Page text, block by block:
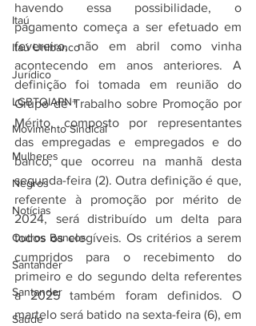
Itaú
Itaú Unibanco
Jurídico
LGBTQIAPN+
Movimento Sindical
Mulheres
Negros
Notícias
Outros Bancos
Santander
Santander
Saúde
havendo essa possibilidade, o
pagamento começa a ser efetuado em
fevereiro, não em abril como vinha
acontecendo em anos anteriores. A
definição foi tomada em reunião do
Grupo de Trabalho sobre Promoção por
Mérito, composto por representantes
das empregadas e empregados e do
banco, que ocorreu na manhã desta
segunda-feira (2). Outra definição é que,
referente à promoção por mérito de
2024, será distribuído um delta para
todos os elegíveis. Os critérios a serem
cumpridos para o recebimento do
primeiro e do segundo delta referentes
a 2025 também foram definidos. O
martelo será batido na sexta-feira (6), em